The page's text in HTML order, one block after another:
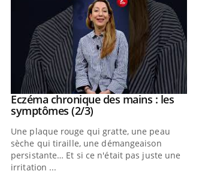
Youtube
Eczéma chronique des mains : les
symptômes (2/3)Youtube
Une plaque rouge qui gratte, une peau
sèche qui tiraille, une démangeaison
persistante… Et si ce n'était pas juste une
irritation ...